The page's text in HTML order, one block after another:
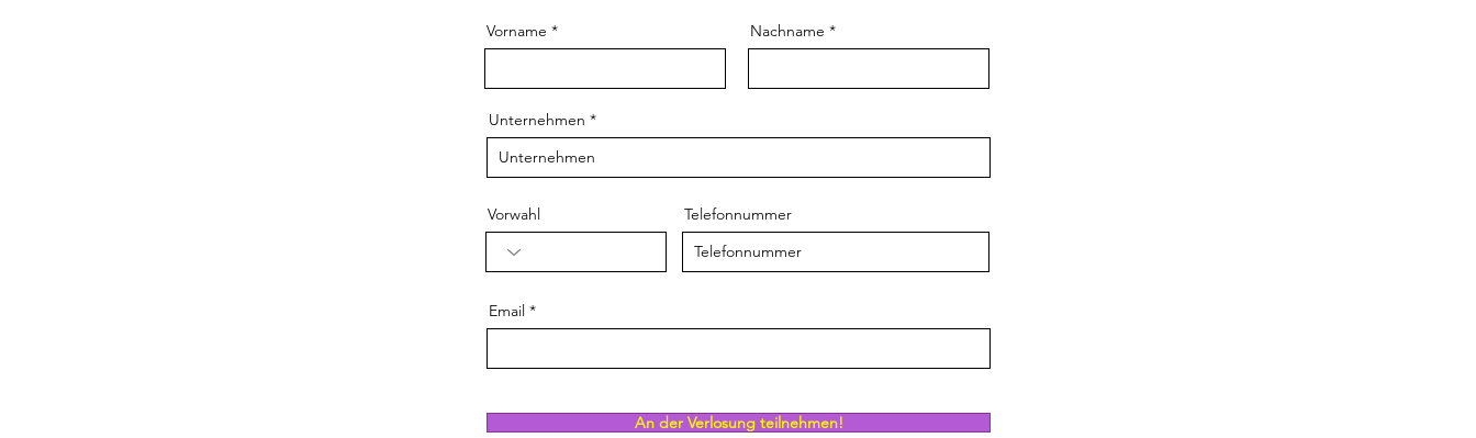
Vorname Nachname
Unternehmen
Vorwahl Telefonnummer
Email
An der Verlosung teilnehmen!